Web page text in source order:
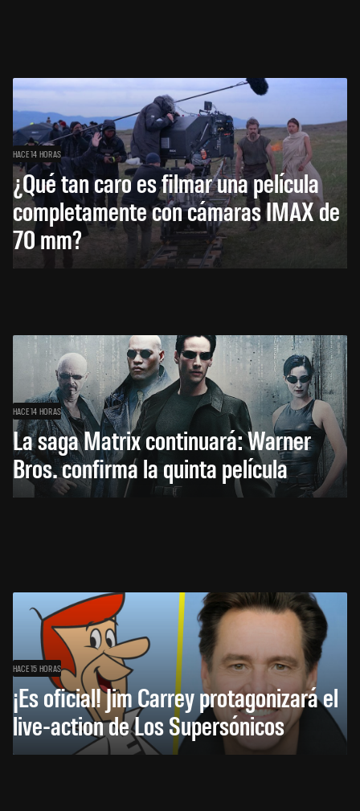
HACE 14 HORAS
¿Qué tan caro es filmar una película
completamente con cámaras IMAX de
70 mm?
HACE 14 HORAS
La saga Matrix continuará: Warner
Bros. confirma la quinta película
HACE 15 HORAS
¡Es oficial! Jim Carrey protagonizará el
live-action de Los Supersónicos